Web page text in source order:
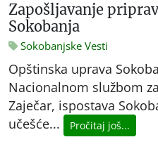
Zapošljavanje
Sokobanja
Sokobanjske Vesti
Opštinska uprava
Nacionalnom službom
Zaječar, ispostava
učešće...
Pročitaj još...